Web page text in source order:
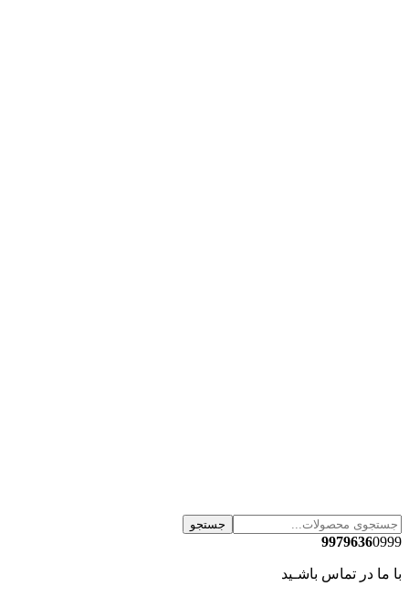
جستجو
99796360999
با ما در تماس باشـید